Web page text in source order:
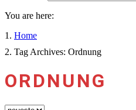
You are here:
Home
Tag Archives: Ordnung
ORDNUNG